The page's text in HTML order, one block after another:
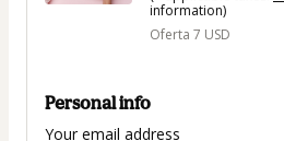
information)
Oferta 7 USD
Personal info
Your email address